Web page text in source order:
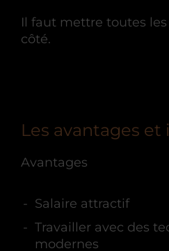
Il faut mettre toutes
côté.
Les avantages
Avantages
Salaire attractif
Travailler avec des
modernes